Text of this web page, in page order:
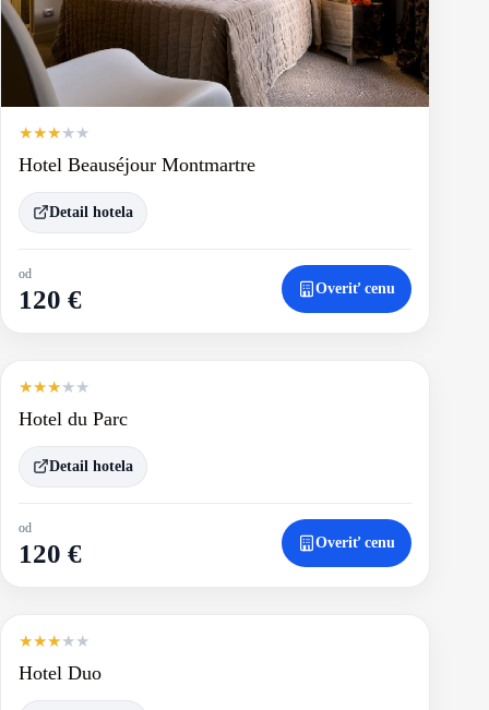
★★★★★
Hotel Beauséjour Montmartre
Detail hotela
od
120 € Overiť cenu
★★★★★
Hotel du Parc
Detail hotela
od
120 € Overiť cenu
★★★★★
Hotel Duo